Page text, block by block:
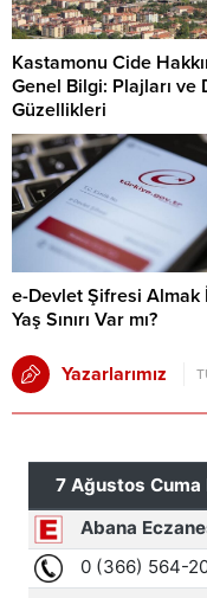
Kastamonu Cide
Genel Bilgi: Plajları ve
Güzellikleri
e-Devlet Şifresi Almak
Yaş Sınırı Var mı?
Yazarlarımız